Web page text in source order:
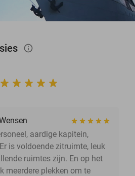
info_outlined
aardige kapitein,
is voldoende zitruimte, leuk
ruimtes zijn. En op het
meerdere plekken om te